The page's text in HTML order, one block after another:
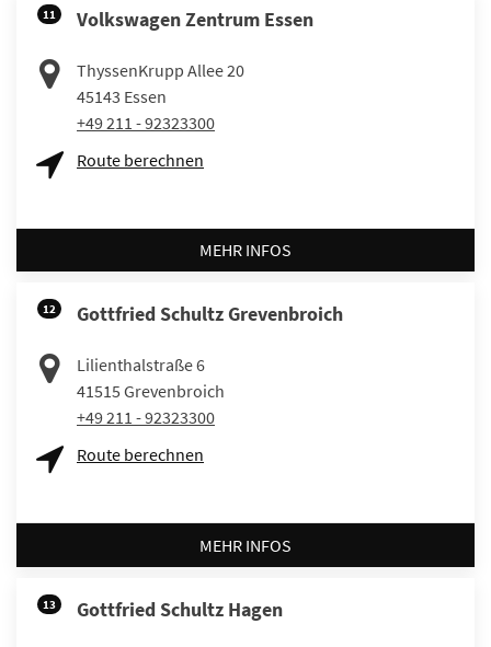
11 Volkswagen Zentrum Essen
ThyssenKrupp Allee 20
45143 Essen
+49 211 - 92323300
Route berechnen
MEHR INFOS
12 Gottfried Schultz Grevenbroich
Lilienthalstraße 6
41515 Grevenbroich
+49 211 - 92323300
Route berechnen
MEHR INFOS
13 Gottfried Schultz Hagen